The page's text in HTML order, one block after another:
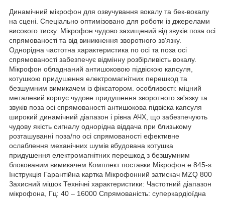
Динамічний мікрофон для озвучування вокалу та бек-вокалу
на сцені. Спеціально оптимізовано для роботи із джерелами
високого тиску. Мікрофон чудово захищений від звуків поза осі
спрямованості та від виникнення зворотного зв'язку.
Однорідна частотна характеристика по осі та поза осі
спрямованості забезпечує відмінну розбірливість вокалу.
Мікрофон обладнаний антишоковою підвіскою капсуля,
котушкою придушення електромагнітних перешкод та
безшумним вимикачем із фіксатором. особливості: міцний
металевий корпус чудове придушення зворотного зв'язку та
звуків поза осі спрямованості антишокова підвіска капсуля
широкий динамічний діапазон і рівна АЧХ, що забезпечують
чудову якість сигналу однорідна віддача при близькому
розташуванні поза/по осі спрямованості ефективне
ослаблення механічних шумів вбудована котушка
придушення електромагнітних перешкод з безшумним
блокованим вимикачем Комплект поставки Мікрофон e 845-s
Інструкція Гарантійна картка Мікрофонний затискач MZQ 800
Захисний мішок Технічні характеристики: Частотний діапазон
мікрофона, Гц: 40 – 16000 Спрямованість: суперкардіоїдна